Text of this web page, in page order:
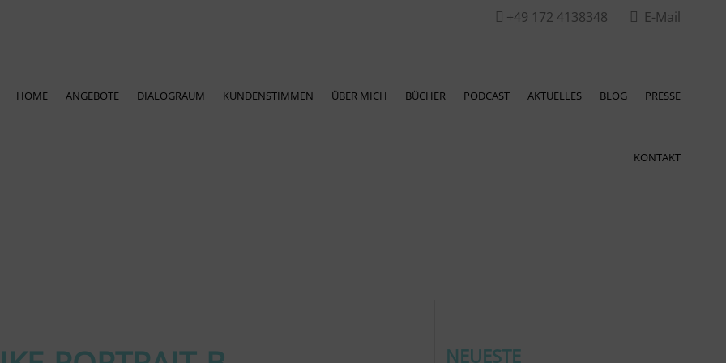
 +49 172 4138348  E-Mail
HOME ANGEBOTE DIALOGRAUM KUNDENSTIMMEN ÜBER MICH BÜCHER PODCAST AKTUELLES BLOG PRESSE
KONTAKT
NEUESTE